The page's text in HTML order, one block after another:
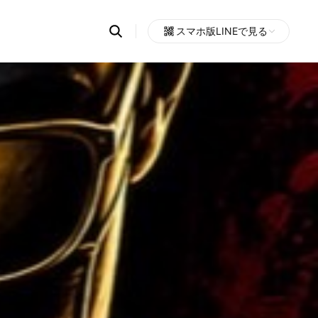
Search
OpenChats
messages
search
area
スマホ版LINEで見る